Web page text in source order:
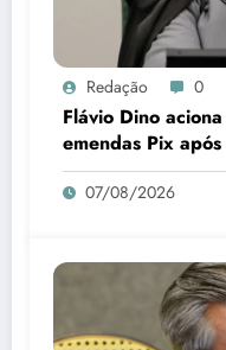
Redação 0
Flávio Dino
emendas Pix
07/08/2026